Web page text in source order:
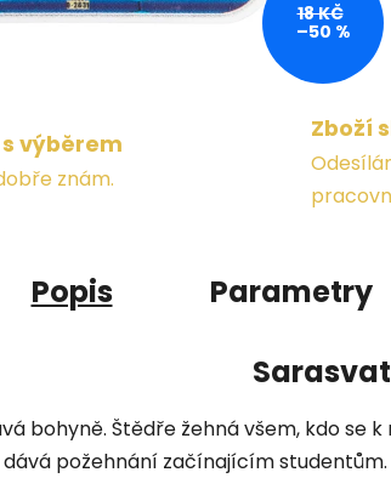
18 KČ
–50 %
výběrem
znám.
Zboží
Popis Parametry
bohyně. Štědře žehná všem, kdo
požehnání začínajícím